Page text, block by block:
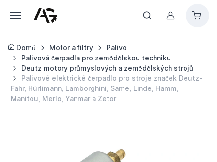
Můj účet
Domů Motor a filtry
Palivo
Palivová čerpadla pro zemědělskou techniku
Deutz motory průmyslových a zemědělských strojů
Palivové elektrické čerpadlo pro stroje značek Deutz-
Fahr, Hürlimann, Lamborghini, Same, Linde, Hamm,
Manitou, Merlo, Yanmar a Zetor